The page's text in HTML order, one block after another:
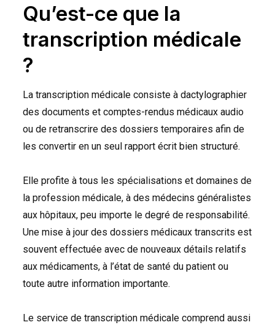
Qu’est-ce que la
transcription médicale
?
La transcription médicale consiste à dactylographier
des documents et comptes-rendus médicaux audio
ou de retranscrire des dossiers temporaires afin de
les convertir en un seul rapport écrit bien structuré.
Elle profite à tous les spécialisations et domaines de
la profession médicale, à des médecins généralistes
aux hôpitaux, peu importe le degré de responsabilité.
Une mise à jour des dossiers médicaux transcrits est
souvent effectuée avec de nouveaux détails relatifs
aux médicaments, à l’état de santé du patient ou
toute autre information importante.
Le service de transcription médicale comprend aussi